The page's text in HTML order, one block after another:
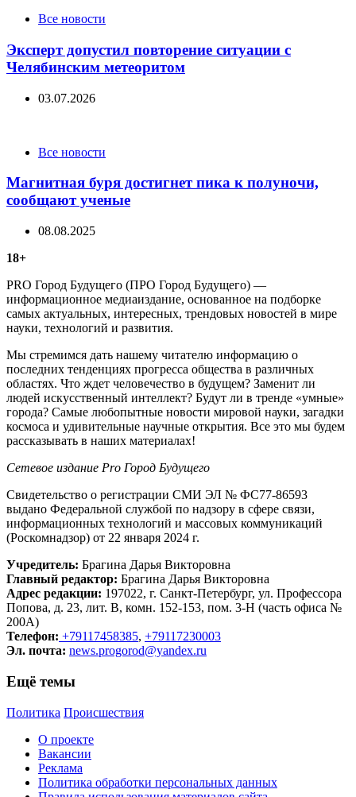
CategoriesВсе новости
Эксперт допустил повторение ситуации с
Челябинским метеоритом
03.07.2026
CategoriesВсе новости
Магнитная буря достигнет пика к полуночи,
сообщают ученые
08.08.2025
18+
PRO Город Будущего (ПРО Город Будущего) —
информационное медиаиздание, основанное на подборке
самых актуальных, интересных, трендовых новостей в мире
науки, технологий и развития.
Мы стремимся дать нашему читателю информацию о
последних тенденциях прогресса общества в различных
областях. Что ждет человечество в будущем? Заменит ли
людей искусственный интеллект? Будут ли в тренде «умные»
города? Самые любопытные новости мировой науки, загадки
космоса и удивительные научные открытия. Все это мы будем
рассказывать в наших материалах!
Сетевое издание Рrо Город Будущего
Свидетельство о регистрации СМИ ЭЛ № ФС77-86593
выдано Федеральной службой по надзору в сфере связи,
информационных технологий и массовых коммуникаций
(Роскомнадзор) от 22 января 2024 г.
Учредитель: Брагина Дарья Викторовна
Главный редактор: Брагина Дарья Викторовна
Адрес редакции: 197022, г. Санкт-Петербург, ул. Профессора
Попова, д. 23, лит. В, комн. 152-153, пом. 3-Н (часть офиса №
200А)
Телефон: +79117458385, +79117230003
Эл. почта: news.progorod@yandex.ru
Ещё темы
Политика Происшествия
О проекте
Вакансии
Реклама
Политика обработки персональных данных